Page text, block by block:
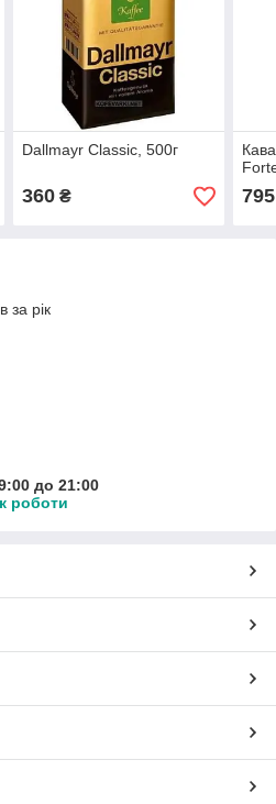
Dallmayr Classic, 500г
360₴ 795
за рік
до 21:00
роботи